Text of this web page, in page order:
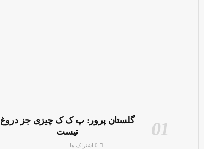
گلستان پرور: پ ک ک چیزی جز دروغ
نیست